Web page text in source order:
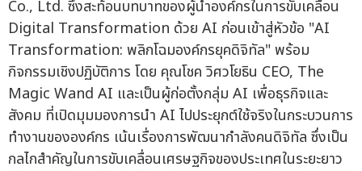
Co., Ltd. ซึ่งสะท้อนบทบาทของผู้นำองค์กรในการขับเคลื่อน
Digital Transformation ด้วย AI ก่อนเข้าสู่หัวข้อ "AI
Transformation: พลิกโฉมองค์กรยุคดิจิทัล" พร้อม
กิจกรรมเชิงปฏิบัติการ โดย คุณโชค วิศวโยธิน CEO, The
Magic Wand AI และเป็นผู้ก่อตั้งกลุ่ม AI เพื่อธุรกิจและ
สังคม ที่เปิดมุมมองการนำ AI ไปประยุกต์ใช้จริงในกระบวนการ
ทำงานขององค์กร เน้นเรื่องการพัฒนากำลังคนดิจิทัล ซึ่งเป็น
กลไกสำคัญในการขับเคลื่อนเศรษฐกิจของประเทศในระยะยาว